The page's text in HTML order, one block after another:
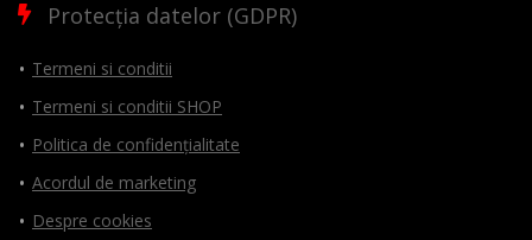
Protecția datelor (GDPR)
Termeni si conditii
Termeni si conditii SHOP
Politica de confidențialitate
Acordul de marketing
Despre cookies